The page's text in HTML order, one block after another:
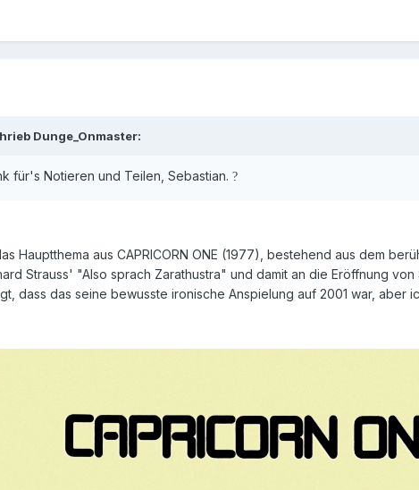
Dunge_Onmaster:
für's Notieren und Teilen, Sebastian. ?
Hauptthema aus CAPRICORN ONE (1977), bestehend aus dem
Strauss' "Also sprach Zarathustra" und damit an die Eröffnung
dass das seine bewusste ironische Anspielung auf 2001 war, aber